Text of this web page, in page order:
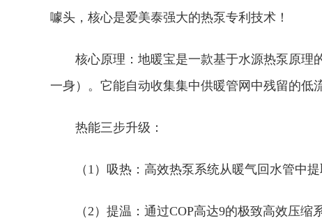
噱头，核心是爱美泰强大的热泵专利技术！
核心原理：‌地暖宝是一款基于‌水源热泵原理‌
一身）。它能自动收集集中供暖管网中残留的‌低
‌热能三步升级：‌
（1）‌吸热：‌高效热泵系统从暖气回水管中
（2）‌提温：‌通过‌COP高达9‌的极致高效压缩